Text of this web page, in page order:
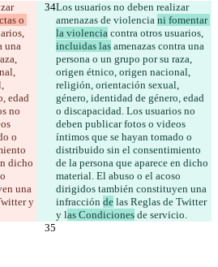
o
una
edad
no
o
dicho
una
y
Los usuarios no deben realizar
amenazas de violencia ni fomentar
la violencia contra otros usuarios,
incluidas las amenazas contra una
persona o un grupo por su raza,
origen étnico, origen nacional,
religión, orientación sexual,
género, identidad de género, edad
o discapacidad. Los usuarios no
deben publicar fotos o videos
íntimos que se hayan tomado o
distribuido sin el consentimiento
de la persona que aparece en dicho
material. El abuso o el acoso
dirigidos también constituyen una
infracción de las Reglas de Twitter
y las Condiciones de servicio.